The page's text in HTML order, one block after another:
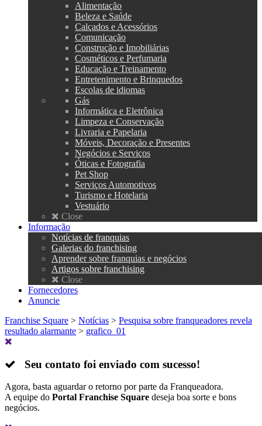
Alimentação
Beleza e Saúde
Calçados e Acessórios
Comunicação
Construção e Imobiliárias
Cosméticos e Perfumaria
Educação e Treinamento
Entretenimento e Brinquedos
Escolas de idiomas
Gás
Informática e Eletrônica
Limpeza e Conservação
Livraria e Papelaria
Móveis, Decoração e Presentes
Negócios e Serviços
Óticas e Fotografia
Pet Shop
Serviços Automotivos
Turismo e Hotelaria
Vestuário
Close
Informação
Notícias de franquias
Galerias do franchising
Aprender sobre franquias e negócios
Artigos sobre franchising
Close
Fornecedores
Anuncie
Franchise Square > Notícias > Pesquisa sobre franqueadores revela
resultado alarmante > grafico_01
Seu contato foi enviado com sucesso!
Agora, basta aguardar o retorno por parte da Franqueadora.
A equipe do Portal Franchise Square deseja boa sorte e bons
negócios.